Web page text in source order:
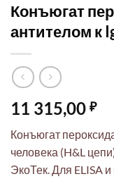
Конъюгат
антителом к
11 315,00 ₽
Конъюгат
человека (H&L
ЭкоТек. Для ELISA